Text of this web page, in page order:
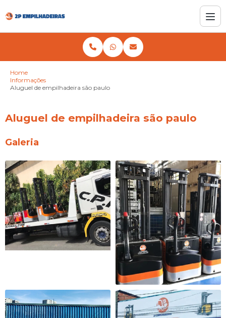
Home
Informações
Aluguel de empilhadeira são paulo
Aluguel de empilhadeira são paulo
Galeria